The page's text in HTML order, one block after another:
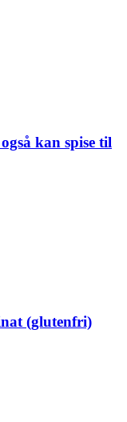
kan spise til
(glutenfri)